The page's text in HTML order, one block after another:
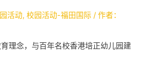
活动,校园活动-福田国际 / 作者：
理念，与百年名校香港培正幼儿园建